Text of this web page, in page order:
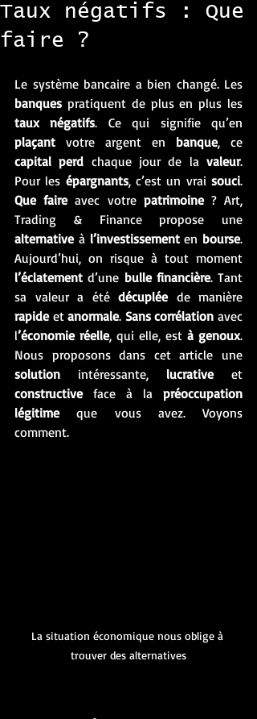
Taux négatifs : Que
faire ?
banques
taux négatifs
plaçant votre argent en banque
capital perd chaque jour de la valeur.
Pour les épargnants, c’est un vrai souci
Que faire avec votre patrimoine ? Art,
alternative à l’investissement en bourse.
l’éclatement d’une bulle financière. Tant
sa valeur a été décuplée
rapide et anormale. Sans corrélation avec
l’économie réelle, qui elle, est à genoux.
solution intéressante, lucrative
constructive face à la préoccupation
légitime que vous avez. Voyons
comment.
La situation économique nous oblige à
trouver des alternatives